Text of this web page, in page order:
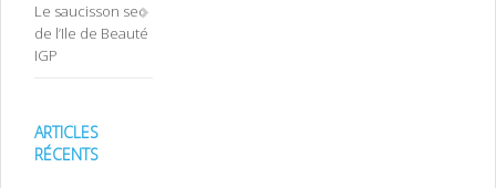
Le saucisson sec
de l’Ile de Beauté
IGP
ARTICLES
RÉCENTS